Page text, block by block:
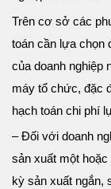
Trên cơ sở các
toán cần lựa chọn
của doanh nghiệp
máy tổ chức, đặc
hạch toán chi phí
– Đối với doanh
sản xuất một
kỳ sản xuất ngắn,